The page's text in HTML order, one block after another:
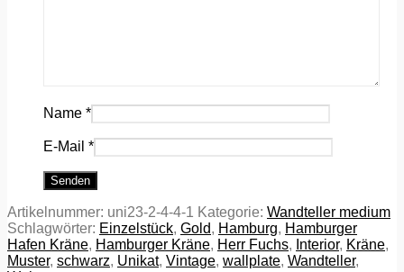
Name *
E-Mail *
Artikelnummer: uni23-2-4-4-1 Kategorie: Wandteller medium
Schlagwörter: Einzelstück, Gold, Hamburg, Hamburger
Hafen Kräne, Hamburger Kräne, Herr Fuchs, Interior, Kräne,
Muster, schwarz, Unikat, Vintage, wallplate, Wandteller,